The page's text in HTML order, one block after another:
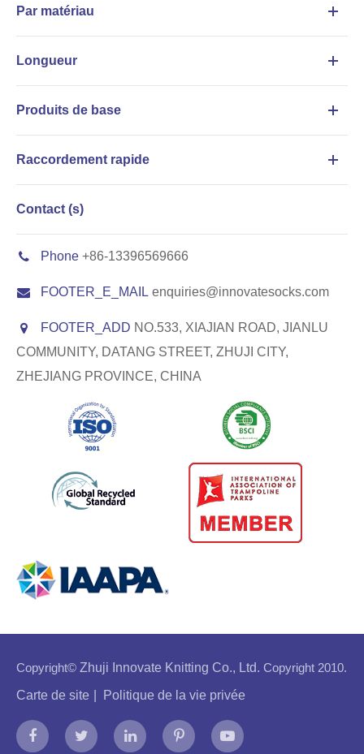
Par matériau
Longueur
Produits de base
Raccordement rapide
Contact (s)
Phone +86-13396569666
FOOTER_E_MAIL enquiries@innovatesocks.com
FOOTER_ADD NO.533, XIAJIAN ROAD, JIANLU
COMMUNITY, DATANG STREET, ZHUJI CITY,
ZHEJIANG PROVINCE, CHINA
Copyright© Zhuji Innovate Knitting Co., Ltd. Copyright 2010.
Carte de site
Politique de la vie privée